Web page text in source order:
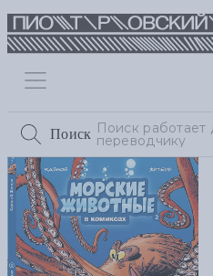
Поиск